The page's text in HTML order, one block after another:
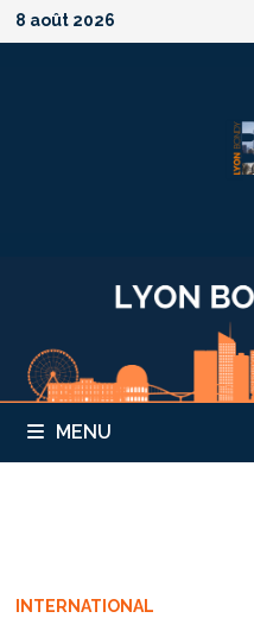
Passer
au
8 août 2026
MENU
INTERNATIONAL